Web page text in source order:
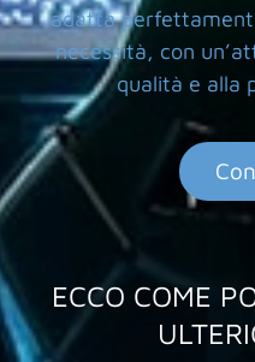
adatta
necessità, con
qualità e alla
ECCO COME